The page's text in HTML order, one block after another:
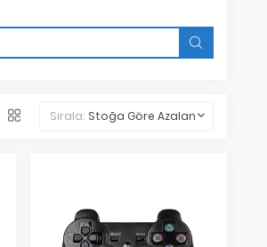
Sırala: Stoğa Göre Azalan